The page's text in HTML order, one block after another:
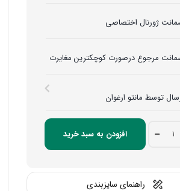
ژورنال اختصاصی
مرجوع درصورت کوچکترین مغایرت
توسط مانتو ارغوان
افزودن به سبد خرید
راهنمای سایزبندی